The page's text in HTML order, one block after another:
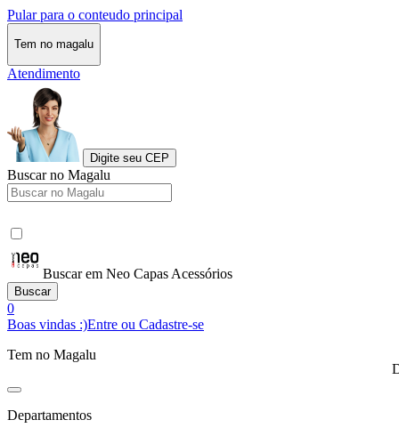
Pular para o conteudo principal
Tem no magalu
Atendimento
Digite seu CEP
Buscar no Magalu
Buscar em Neo Capas Acessórios
Buscar
0
Boas vindas :)Entre ou Cadastre-se
Tem no Magalu
Departamentos